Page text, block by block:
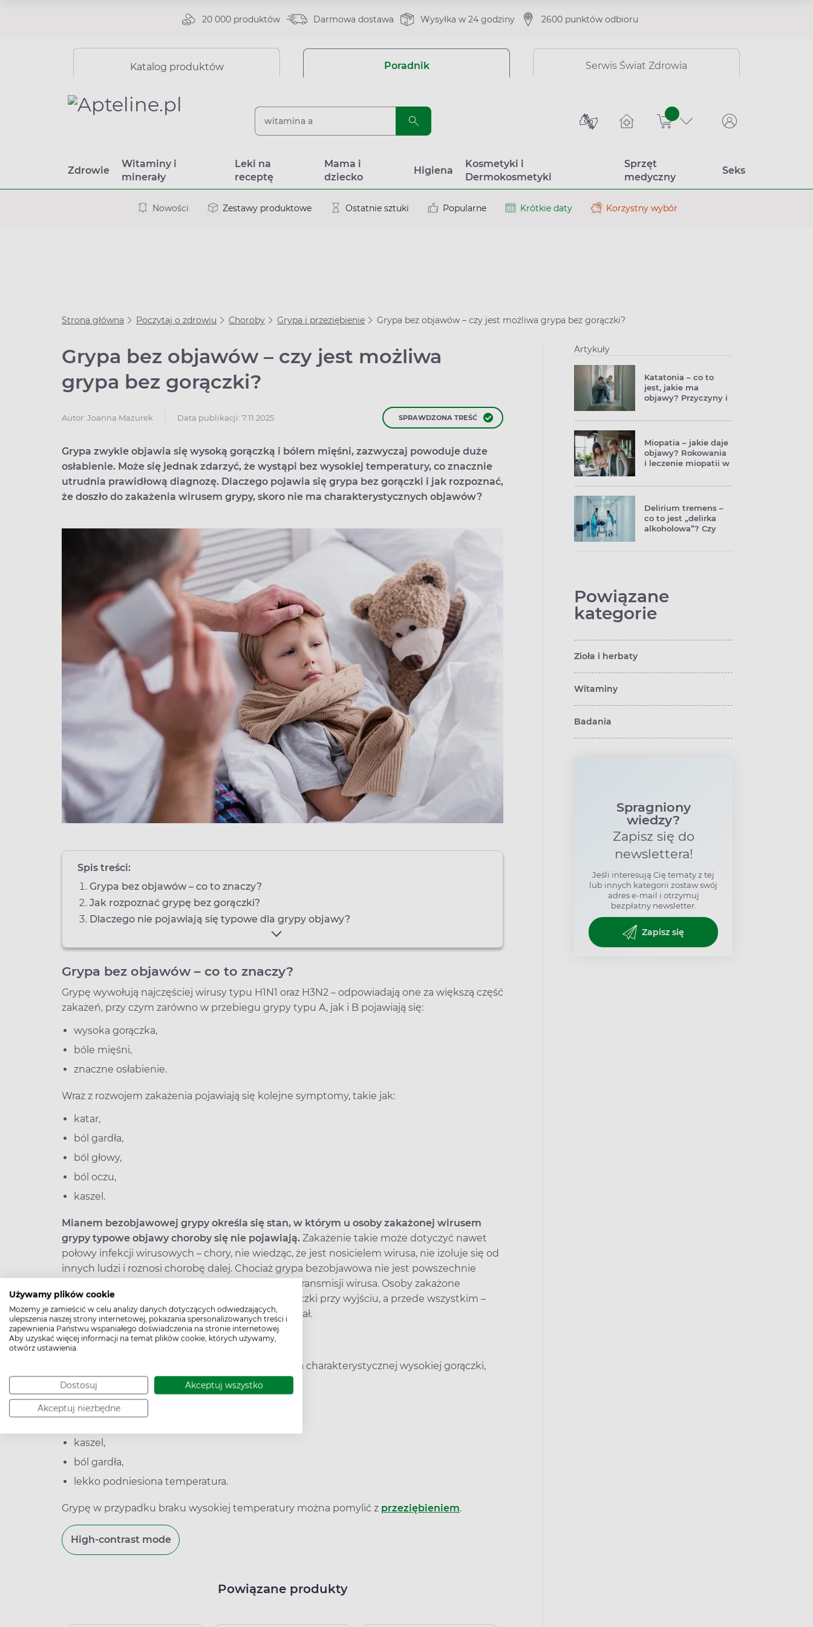
Używamy plików cookie
Możemy je zamieścić w celu analizy danych dotyczących odwiedzających,
ulepszenia naszej strony internetowej, pokazania spersonalizowanych treści i
zapewnienia Państwu wspaniałego doświadczenia na stronie internetowej.
Aby uzyskać więcej informacji na temat plików cookie, których używamy,
otwórz ustawienia.
Dostosuj Akceptuj wszystko
Akceptuj niezbędne
20 000 produktów Darmowa dostawa Wysyłka w 24 godziny 2600 punktów odbioru
Katalog produktów Poradnik Serwis Świat Zdrowia
sztuk
Zdrowie
Witaminy i
minerały
Leki na
receptę
Mama i
dziecko
Higiena
Kosmetyki i
Dermokosmetyki
Sprzęt
medyczny
Seks
Nowości Zestawy produktowe Ostatnie sztuki Popularne Krótkie daty Korzystny wybór
Strona główna Poczytaj o zdrowiu Choroby Grypa i przeziębienie Grypa bez objawów – czy jest możliwa grypa bez gorączki?
Grypa bez objawów – czy jest możliwa
grypa bez gorączki?
Autor: Joanna Mazurek Data publikacji: 7.11.2025 SPRAWDZONA TREŚĆ
Grypa zwykle objawia się wysoką gorączką i bólem mięśni, zazwyczaj powoduje duże
osłabienie. Może się jednak zdarzyć, że wystąpi bez wysokiej temperatury, co znacznie
utrudnia prawidłową diagnozę. Dlaczego pojawia się grypa bez gorączki i jak rozpoznać,
że doszło do zakażenia wirusem grypy, skoro nie ma charakterystycznych objawów?
Spis treści:
Grypa bez objawów – co to znaczy?
Jak rozpoznać grypę bez gorączki?
Dlaczego nie pojawiają się typowe dla grypy objawy?
Grypa bez objawów – co to znaczy?
Grypę wywołują najczęściej wirusy typu H1N1 oraz H3N2 – odpowiadają one za większą część
zakażeń, przy czym zarówno w przebiegu grypy typu A, jak i B pojawiają się:
wysoka gorączka,
bóle mięśni,
znaczne osłabienie.
Wraz z rozwojem zakażenia pojawiają się kolejne symptomy, takie jak:
katar,
ból gardła,
ból głowy,
ból oczu,
kaszel.
Mianem bezobjawowej grypy określa się stan, w którym u osoby zakażonej wirusem
grypy typowe objawy choroby się nie pojawiają. Zakażenie takie może dotyczyć nawet
połowy infekcji wirusowych – chory, nie wiedząc, że jest nosicielem wirusa, nie izoluje się od
innych ludzi i roznosi chorobę dalej. Chociaż grypa bezobjawowa nie jest powszechnie
znana, to jednak ma duże znaczenie przy dalszej transmisji wirusa. Osoby zakażone
powinny się izolować od innych osób, nosić maseczki przy wyjściu, a przede wszystkim –
pozostać w domu, aby wirus się nie rozprzestrzeniał.
Jak rozpoznać grypę bez gorączki?
W sytuacji, kiedy pacjent jest osłabiony, ale nie ma charakterystycznej wysokiej gorączki,
warto zwrócić uwagę na inne objawy, takie jak:
bóle mięśniowe,
kaszel,
ból gardła,
lekko podniesiona temperatura.
Grypę w przypadku braku wysokiej temperatury można pomylić z przeziębieniem.
High-contrast mode
Powiązane produkty
Artykuły
Katatonia – co to
jest, jakie ma
objawy? Przyczyny i
Miopatia – jakie daje
objawy? Rokowania
i leczenie miopatii w
Delirium tremens –
co to jest „delirka
alkoholowa”? Czy
Powiązane
kategorie
Zioła i herbaty
Witaminy
Badania
Spragniony
wiedzy?
Zapisz się do
newslettera!
Jeśli interesują Cię tematy z tej
lub innych kategorii zostaw swój
adres e-mail i otrzymuj
bezpłatny newsletter.
Zapisz się